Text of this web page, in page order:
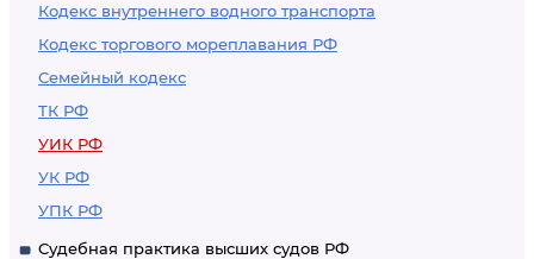
Кодекс внутреннего водного транспорта
Кодекс торгового мореплавания РФ
Семейный кодекс
ТК РФ
УИК РФ
УК РФ
УПК РФ
Судебная практика высших судов РФ